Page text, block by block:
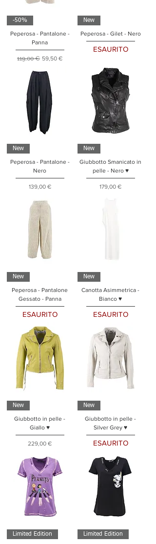
-50%
Peperosa - Pantalone -
Panna
Prezzo regolare
119,00 € Prezzo scontato
59,50 €
New
Peperosa - Gilet - Nero
ESAURITO
New
Peperosa - Pantalone -
Nero
Prezzo
139,00 €
New
Giubbotto Smanicato in
pelle - Nero ♥
Prezzo
179,00 €
New
Peperosa - Pantalone
Gessato - Panna
ESAURITO
New
Canotta Asimmetrica -
Bianco ♥
ESAURITO
New
Giubbotto in pelle -
Giallo ♥
Prezzo
229,00 €
New
Giubbotto in pelle -
Silver Grey ♥
ESAURITO
Limited Edition Limited Edition